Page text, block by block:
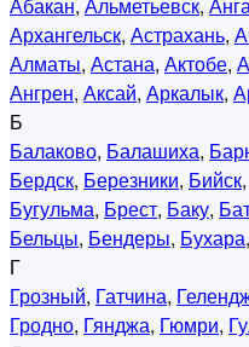
Архангельск, Астрахань,
Алматы, Астана, Актобе,
Ангрен, Аксай, Аркалык,
Б
Балаково, Балашиха,
Бердск, Березники, Бийск,
Бугульма, Брест, Баку,
Бельцы, Бендеры, Бухара,
Г
Грозный, Гатчина,
Гродно, Гянджа, Гюмри,